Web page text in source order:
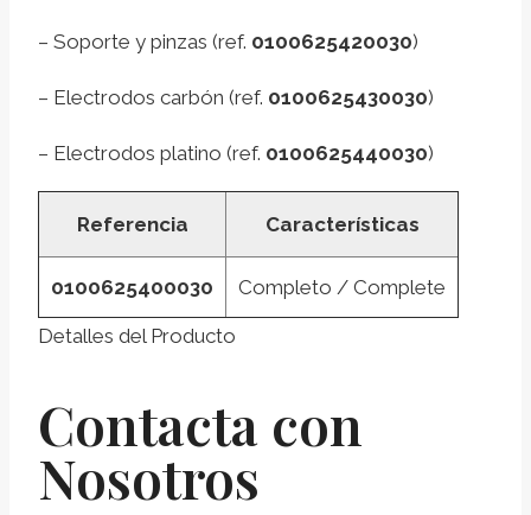
– Soporte y pinzas (ref. 0100625420030)
– Electrodos carbón (ref. 0100625430030)
– Electrodos platino (ref. 0100625440030)
Referencia Características
0100625400030 Completo / Complete
Detalles del Producto
Contacta con
Nosotros